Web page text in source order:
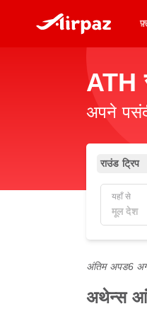
ATH
अपने
राउंड ट्रिप
यहाँ से
अंतिम अपड6
अथेन्स